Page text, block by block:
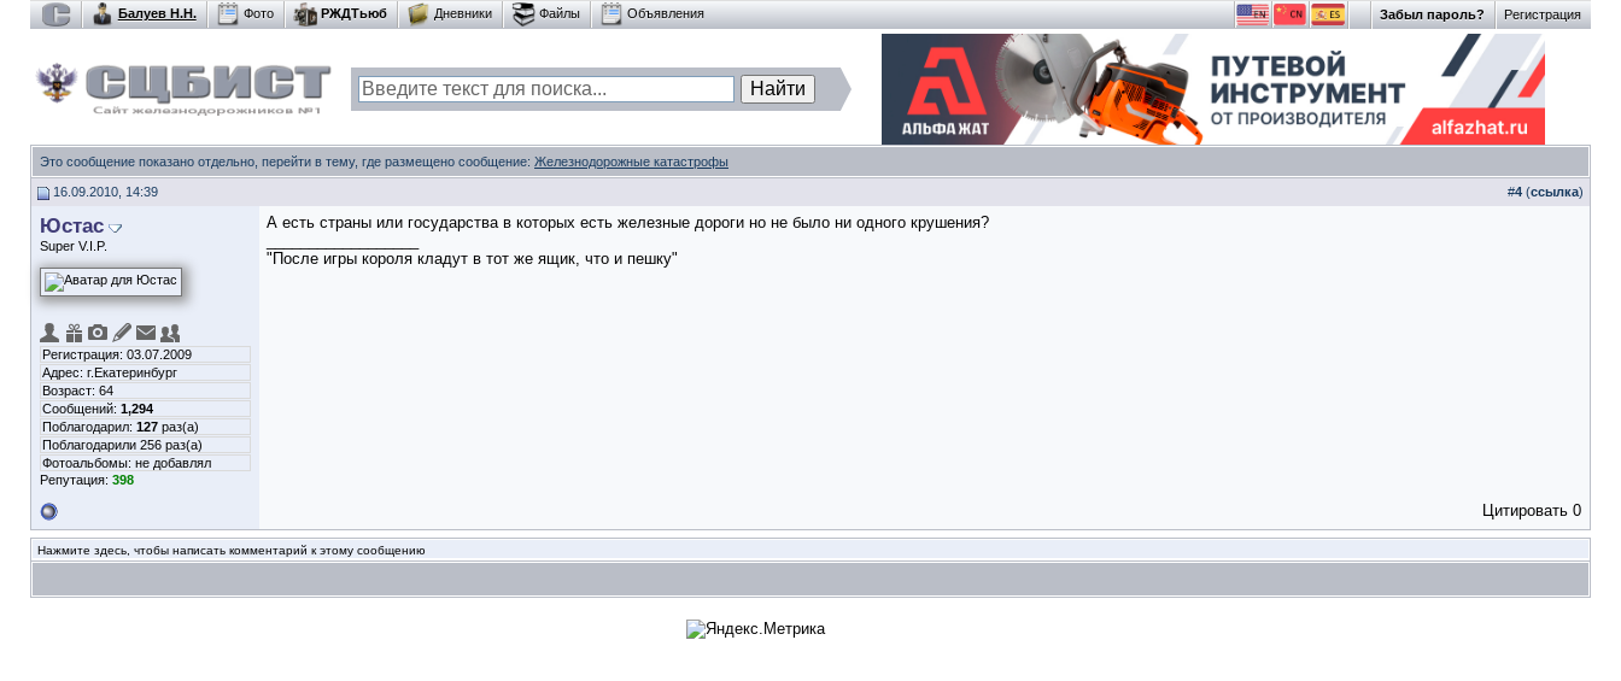
Регистрация
Забыл пароль?
Балуев Н.Н. Фото РЖДТьюб Дневники Файлы Объявления
Это сообщение показано отдельно, перейти в тему, где размещено сообщение: Железнодорожные катастрофы
16.09.2010, 14:39 #4 (ссылка)
Юстас
Super V.I.P.
Регистрация: 03.07.2009
Адрес: г.Екатеринбург
Возраст: 64
Сообщений: 1,294
Поблагодарил: 127 раз(а)
Поблагодарили 256 раз(а)
Фотоальбомы: не добавлял
Репутация: 398
А есть страны или государства в которых есть железные дороги но не было ни одного крушения?
"После игры короля кладут в тот же ящик, что и пешку"
Цитировать 0
Нажмите здесь, чтобы написать комментарий к этому сообщению